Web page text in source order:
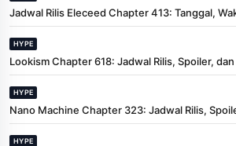
Jadwal Rilis Eleceed Chapter 413: Tanggal,
HYPE
Lookism Chapter 618: Jadwal Rilis, Spoiler,
HYPE
Nano Machine Chapter 323: Jadwal Rilis,
HYPE